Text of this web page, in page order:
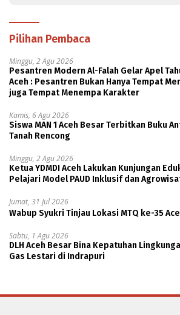
Pilihan Pembaca
Minggu, 2 Agu 2026
Pesantren Modern Al-Falah Gelar Apel
Aceh : Pesantren Bukan Hanya Tempat
juga Tempat Menempa Karakter
Kamis, 6 Agu 2026
Siswa MAN 1 Aceh Besar Terbitkan Buku
Tanah Rencong
Minggu, 2 Agu 2026
Ketua YDMDI Aceh Lakukan Kunjungan
Pelajari Model PAUD Inklusif dan
Jumat, 31 Jul 2026
Wabup Syukri Tinjau Lokasi MTQ ke-35
Sabtu, 1 Agu 2026
DLH Aceh Besar Bina Kepatuhan
Gas Lestari di Indrapuri